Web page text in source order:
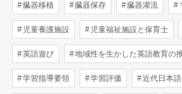
臓器移植 臓器保存 臓器灌流
児童養護施設 児童福祉施設と保育士
英語遊び 地域性を生かした英語教育の
学習指導要領 学習評価 近代日本語